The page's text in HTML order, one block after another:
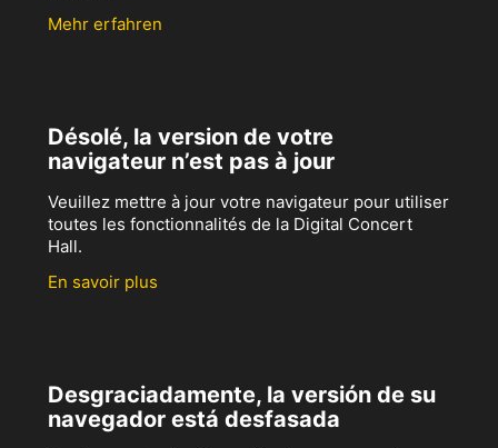
Mehr erfahren
Désolé, la version de votre
navigateur n’est pas à jour
Veuillez mettre à jour votre navigateur pour utiliser
toutes les fonctionnalités de la Digital Concert
Hall.
En savoir plus
Desgraciadamente, la versión de su
navegador está desfasada